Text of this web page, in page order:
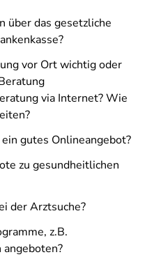
über das gesetzliche
vor Ort wichtig oder
via Internet? Wie
gutes Onlineangebot?
zu gesundheitlichen
der Arztsuche?
z.B.